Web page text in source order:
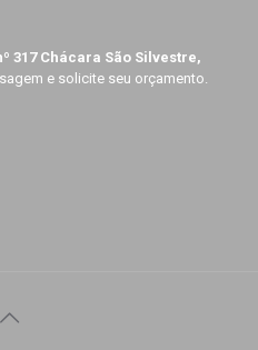
317 Chácara São Silvestre,
e solicite seu orçamento.